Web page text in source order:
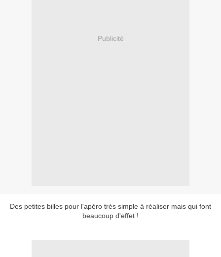
Publicité
Des petites billes pour l'apéro très simple à réaliser mais qui font
beaucoup d'effet !